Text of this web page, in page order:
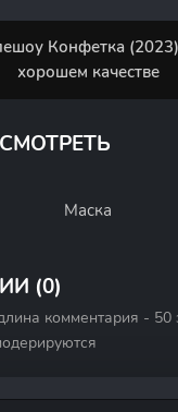
Конфетка
хорошем качестве
Маска
(0)
комментария - 50